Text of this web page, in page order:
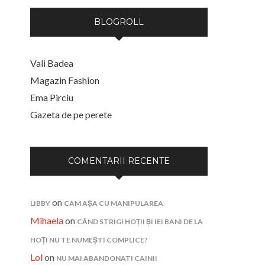
BLOGROLL
Vali Badea
Magazin Fashion
Ema Pirciu
Gazeta de pe perete
COMENTARII RECENTE
LIBBY on CAM AȘA CU MANIPULAREA
Mihaelaon CÂND STRIGI HOȚII ȘI IEI BANI DE LA
HOȚI NU TE NUMEȘTI COMPLICE?
Lolon NU MAI ABANDONATI CAINII